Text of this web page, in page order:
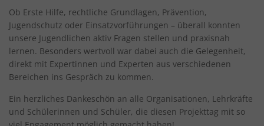
Ob Erste Hilfe, rechtliche Grundlagen, Prävention,
Jugendschutz oder Einsatzvorführungen – überall konnten
unsere Jugendlichen aktiv Fragen stellen und praxisnah
lernen. Besonders wertvoll war dabei auch die Gelegenheit,
direkt mit Expertinnen und Experten aus verschiedenen
Bereichen ins Gespräch zu kommen.
Ein herzliches Dankeschön an alle Organisationen, Lehrkräfte
und Schülerinnen und Schüler, die diesen Projekttag mit so